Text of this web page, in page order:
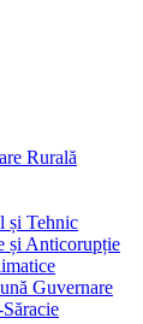
Rurală
și Tehnic
și Anticorupție
Guvernare